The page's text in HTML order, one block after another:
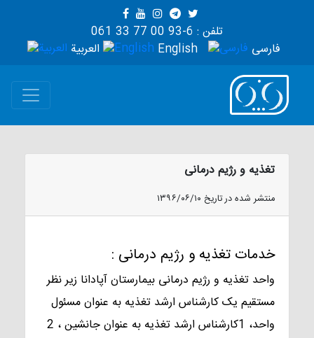
تلفن : 6-93 00 77 33 061
العربية
English فارسی
تغذیه و رژیم درمانی
منتشر شده در تاریخ ۱۳۹۶/۰۶/۱۰
خدمات تغذیه و رژیم درمانی :
واحد تغذیه و رژیم درمانی بیمارستان آپادانا زیر نظر
مستقیم یک کارشناس ارشد تغذیه به عنوان مسئول
واحد، 1کارشناس ارشد تغذیه به عنوان جانشین ، 2